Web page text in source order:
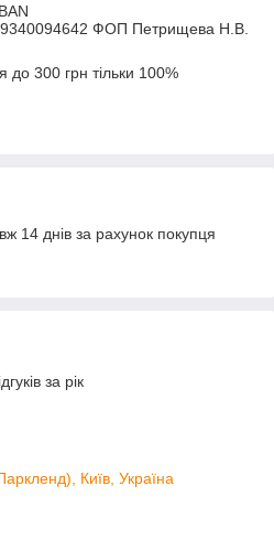
ФОП Петрищева Н.В.
до 300 грн тільки 100%
14 днів за рахунок покупця
за рік
Київ, Україна